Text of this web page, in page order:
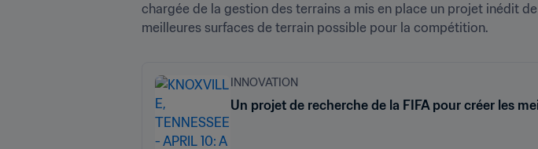
chargée de la gestion des terrains a mis en place un projet inédit
meilleures surfaces de terrain possible pour la compétition.
INNOVATION
Un projet de recherche de la FIFA pour créer les